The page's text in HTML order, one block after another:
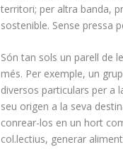
territori; per altra banda,
sostenible. Sense pressa
Són tan sols un parell de
més. Per exemple, un
diversos particulars per a
seu origen a la seva
conrear-los en un hort
col.lectius, generar